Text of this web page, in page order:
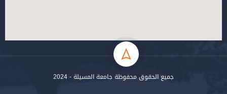
جميع الحقوق محفوظة جامعة المسيلة - 2024